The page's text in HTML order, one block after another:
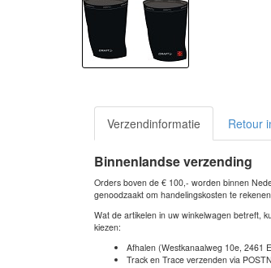
Verzendinformatie Retour
Binnenlandse verzending
Orders boven de € 100,- worden binnen
genoodzaakt om handelingskosten te rekenen.
Wat de artikelen in uw winkelwagen betreft,
kiezen:
Afhalen (Westkanaalweg 10e, 2461
Track en Trace verzenden via